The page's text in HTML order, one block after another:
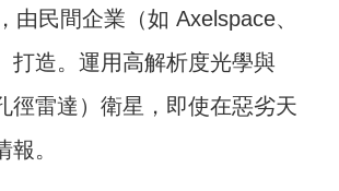
由民間企業（如 Axelspace、
打造。運用高解析度光學與
徑雷達）衛星，即使在惡劣天
。